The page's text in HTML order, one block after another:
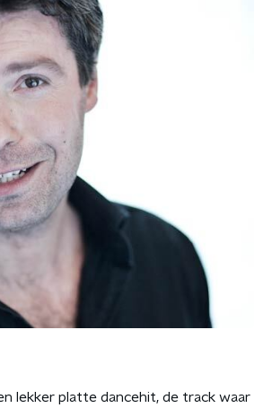
lekker platte dancehit, de track waar